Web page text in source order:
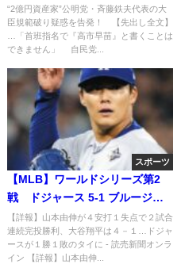
疑惑を告発！
“2億円資産家”公明党・斉藤鉄夫代表の大
臣規範破り疑惑を告発！ 【先出し全文】
…「首班指名で『高市早苗』と書くことは
できません」 自民党...
スポーツ
【MLB】ワールドシリーズ第2
戦 ドジャース 5-1 ブルージェ
イズ 1勝1敗のタイに！山本
由伸が完投勝利！
【詳報】山本由伸が４安打１失点で２試合
連続完投勝利、大谷翔平は４－１…ドジャ
ースが１勝１敗のタイに - 読売新聞オンラ
イン 【詳報】山本由伸...